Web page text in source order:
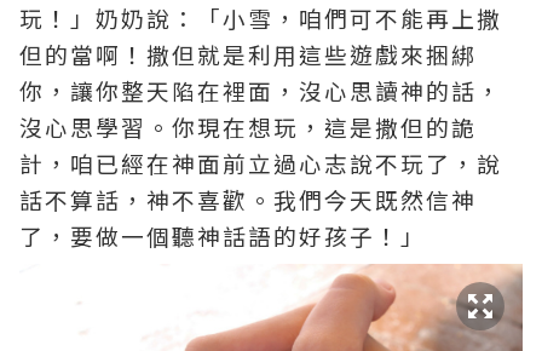
玩！」奶奶說：「小雪，咱們可不能再上撒
但的當啊！撒但就是利用這些遊戲來捆綁
你，讓你整天陷在裡面，沒心思讀神的話，
沒心思學習。你現在想玩，這是撒但的詭
計，咱已經在神面前立過心志說不玩了，說
話不算話，神不喜歡。我們今天既然信神
了，要做一個聽神話語的好孩子！」